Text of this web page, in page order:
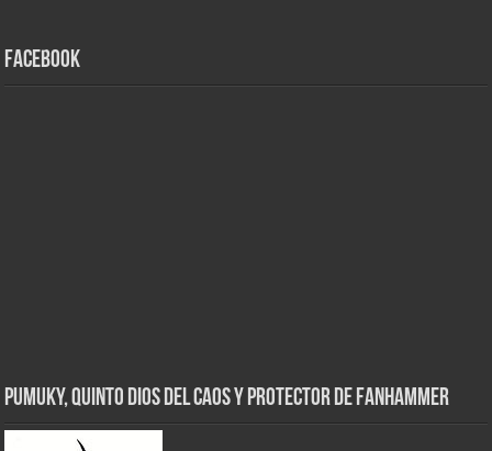
Facebook
Pumuky, Quinto Dios del Caos y Protector de FanHammer